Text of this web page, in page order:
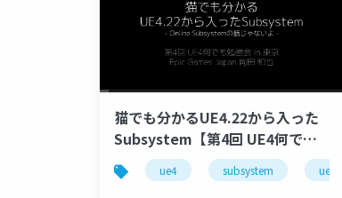
猫でも分かるUE4.22から入った
Subsystem【第4回 UE4何でも
勉強会 in 東京 2020】
ue4 subsystem ue-bp